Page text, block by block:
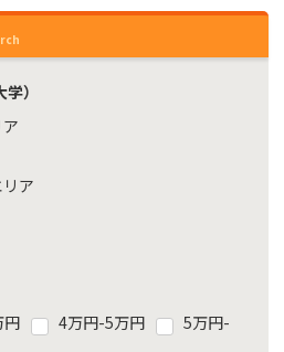
）
ア
円 4万円-5万円
5万円-